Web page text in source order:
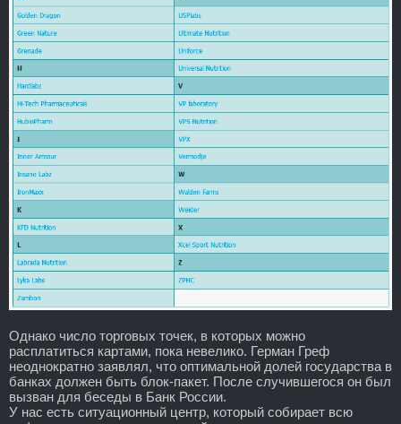
Однако число торговых точек, в которых можно
расплатиться картами, пока невелико. Герман Греф
неоднократно заявлял, что оптимальной долей государства в
банках должен быть блок-пакет. После случившегося он был
вызван для беседы в Банк России.
У нас есть ситуационный центр, который собирает всю